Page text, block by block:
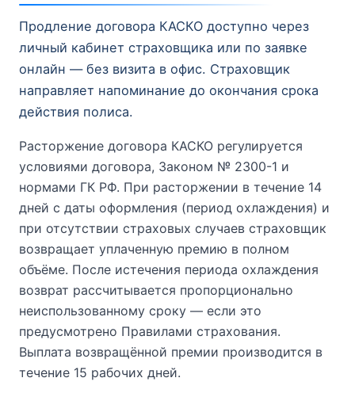
Продление договора КАСКО доступно через
личный кабинет страховщика или по заявке
онлайн — без визита в офис. Страховщик
направляет напоминание до окончания срока
действия полиса.
Расторжение договора КАСКО регулируется
условиями договора, Законом № 2300-1 и
нормами ГК РФ. При расторжении в течение 14
дней с даты оформления (период охлаждения) и
при отсутствии страховых случаев страховщик
возвращает уплаченную премию в полном
объёме. После истечения периода охлаждения
возврат рассчитывается пропорционально
неиспользованному сроку — если это
предусмотрено Правилами страхования.
Выплата возвращённой премии производится в
течение 15 рабочих дней.